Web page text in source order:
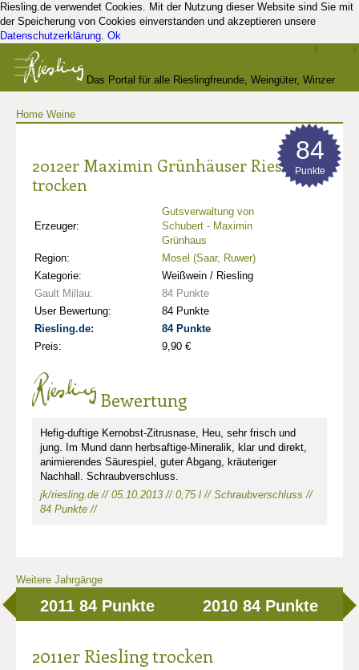
Riesling.de verwendet Cookies. Mit der Nutzung dieser Website sind Sie mit
der Speicherung von Cookies einverstanden und akzeptieren unsere
Datenschutzerklärung. Ok
Das Portal für alle Rieslingfreunde, Weingüter, Winzer
Home Weine
2012er Maximin Grünhäuser Riesling
trocken
Erzeuger:
Gutsverwaltung von
Schubert - Maximin
Grünhaus
Region:
Mosel (Saar, Ruwer)
Kategorie:
Weißwein / Riesling
Gault Millau:
84 Punkte
User Bewertung:
84 Punkte
Riesling.de:
84 Punkte
Preis:
9,90 €
84
Punkte
Bewertung
Hefig-duftige Kernobst-Zitrusnase, Heu, sehr frisch und
jung. Im Mund dann herbsaftige-Mineralik, klar und direkt,
animierendes Säurespiel, guter Abgang, kräuteriger
Nachhall. Schraubverschluss.
jk/riesling.de // 05.10.2013 // 0,75 l // Schraubverschluss //
84 Punkte //
Weitere Jahrgänge
2011 84 Punkte 2010 84 Punkte
2011er Riesling trocken